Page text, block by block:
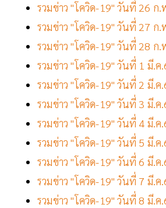
รวมข่าว "โควิด-19" วันที่ 26 ก
รวมข่าว "โควิด-19" วันที่ 27 ก
รวมข่าว "โควิด-19" วันที่ 28 ก
รวมข่าว "โควิด-19" วันที่ 1 มี.ค
รวมข่าว "โควิด-19" วันที่ 2 มี.ค
รวมข่าว "โควิด-19" วันที่ 3 มี.ค
รวมข่าว "โควิด-19" วันที่ 4 มี.ค
รวมข่าว "โควิด-19" วันที่ 5 มี.ค
รวมข่าว "โควิด-19" วันที่ 6 มี.ค
รวมข่าว "โควิด-19" วันที่ 7 มี.ค
รวมข่าว "โควิด-19" วันที่ 8 มี.ค